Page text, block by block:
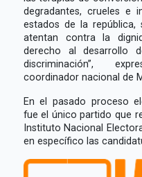
degradantes, crueles e
estados de la república,
atentan contra la
derecho al desarrollo
discriminación”,
coordinador nacional de
En el pasado proceso
fue el único partido que
Instituto Nacional
en específico las